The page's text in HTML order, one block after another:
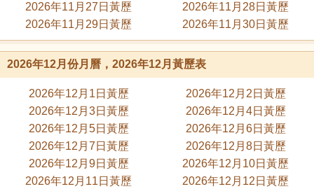
2026年11月27日黃歷
2026年11月28日黃歷
2026年11月29日黃歷
2026年11月30日黃歷
2026年12月份月曆，2026年12月黃歷表
2026年12月1日黃歷
2026年12月2日黃歷
2026年12月3日黃歷
2026年12月4日黃歷
2026年12月5日黃歷
2026年12月6日黃歷
2026年12月7日黃歷
2026年12月8日黃歷
2026年12月9日黃歷
2026年12月10日黃歷
2026年12月11日黃歷
2026年12月12日黃歷